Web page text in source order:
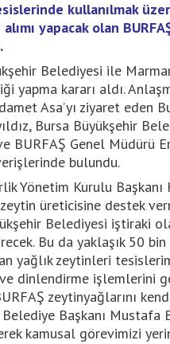
kullanılmak
yapacak olan
Belediyesi ile
yapma kararı aldı.
Asa’yı ziyaret eden
Bursa Büyükşehir
BURFAŞ Genel Müdürü
bulundu.
Yönetim Kurulu
zeytin üreticisine destek
Belediyesi iştiraki
Bu da yaklaşık 50
yağlık zeytinleri
dinlendirme işlemlerini
zeytinyağlarını
Belediye Başkanı
kamusal görevimizi